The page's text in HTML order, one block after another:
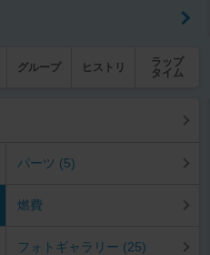
グループ ヒストリ
ラップ
タイム
パーツ (5)
燃費
フォトギャラリー (25)